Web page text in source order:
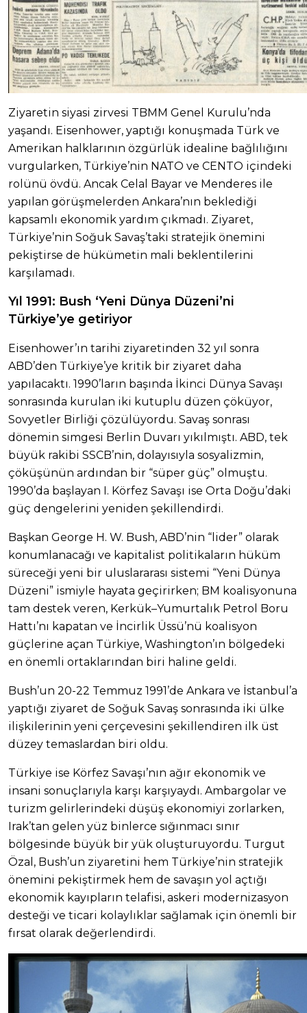
Ziyaretin siyasi zirvesi TBMM Genel Kurulu’nda
yaşandı. Eisenhower, yaptığı konuşmada Türk ve
Amerikan halklarının özgürlük idealine bağlılığını
vurgularken, Türkiye’nin NATO ve CENTO içindeki
rolünü övdü. Ancak Celal Bayar ve Menderes ile
yapılan görüşmelerden Ankara’nın beklediği
kapsamlı ekonomik yardım çıkmadı. Ziyaret,
Türkiye’nin Soğuk Savaş’taki stratejik önemini
pekiştirse de hükümetin mali beklentilerini
karşılamadı.
Yıl 1991: Bush ‘Yeni Dünya Düzeni’ni
Türkiye’ye getiriyor
Eisenhower’ın tarihi ziyaretinden 32 yıl sonra
ABD’den Türkiye’ye kritik bir ziyaret daha
yapılacaktı. 1990’ların başında İkinci Dünya Savaşı
sonrasında kurulan iki kutuplu düzen çöküyor,
Sovyetler Birliği çözülüyordu. Savaş sonrası
dönemin simgesi Berlin Duvarı yıkılmıştı. ABD, tek
büyük rakibi SSCB’nin, dolayısıyla sosyalizmin,
çöküşünün ardından bir “süper güç” olmuştu.
1990’da başlayan I. Körfez Savaşı ise Orta Doğu’daki
güç dengelerini yeniden şekillendirdi.
Başkan George H. W. Bush, ABD’nin “lider” olarak
konumlanacağı ve kapitalist politikaların hüküm
süreceği yeni bir uluslararası sistemi “Yeni Dünya
Düzeni” ismiyle hayata geçirirken; BM koalisyonuna
tam destek veren, Kerkük–Yumurtalık Petrol Boru
Hattı’nı kapatan ve İncirlik Üssü’nü koalisyon
güçlerine açan Türkiye, Washington’ın bölgedeki
en önemli ortaklarından biri haline geldi.
Bush’un 20-22 Temmuz 1991’de Ankara ve İstanbul’a
yaptığı ziyaret de Soğuk Savaş sonrasında iki ülke
ilişkilerinin yeni çerçevesini şekillendiren ilk üst
düzey temaslardan biri oldu.
Türkiye ise Körfez Savaşı’nın ağır ekonomik ve
insani sonuçlarıyla karşı karşıyaydı. Ambargolar ve
turizm gelirlerindeki düşüş ekonomiyi zorlarken,
Irak’tan gelen yüz binlerce sığınmacı sınır
bölgesinde büyük bir yük oluşturuyordu. Turgut
Özal, Bush’un ziyaretini hem Türkiye’nin stratejik
önemini pekiştirmek hem de savaşın yol açtığı
ekonomik kayıpların telafisi, askeri modernizasyon
desteği ve ticari kolaylıklar sağlamak için önemli bir
fırsat olarak değerlendirdi.